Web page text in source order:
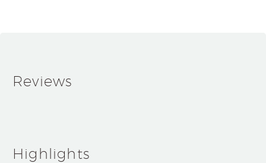
Reviews
Highlights